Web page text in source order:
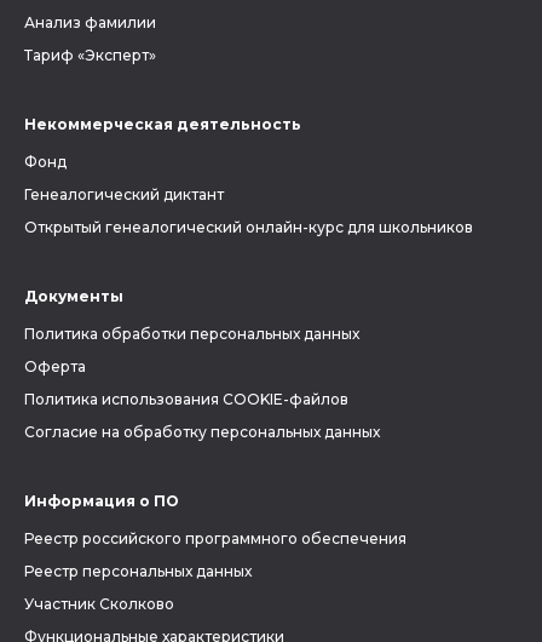
Анализ фамилии
Тариф «Эксперт»
Некоммерческая деятельность
Фонд
Генеалогический диктант
Открытый генеалогический онлайн-курс для школьников
Документы
Политика обработки персональных данных
Оферта
Политика использования COOKIE-файлов
Согласие на обработку персональных данных
Информация о ПО
Реестр российского программного обеспечения
Реестр персональных данных
Участник Сколково
Функциональные характеристики